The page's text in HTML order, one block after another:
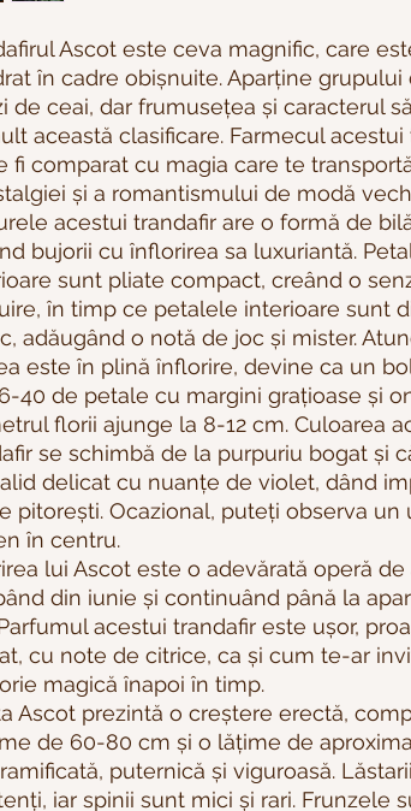
Ascot este ceva magnific, care
în cadre obișnuite. Aparține grupului
de ceai, dar frumusețea și caracterul
această clasificare. Farmecul acestui
fi comparat cu magia care te
și a romantismului de modă
acestui trandafir are o formă de
bujorii cu înflorirea sa luxuriantă.
sunt pliate compact, creând o
în timp ce petalele interioare sunt
adăugând o notă de joc și mister.
este în plină înflorire, devine ca un
40 de petale cu margini grațioase și
florii ajunge la 8-12 cm. Culoarea
se schimbă de la purpuriu bogat și
delicat cu nuanțe de violet, dând
pitorești. Ocazional, puteți observa un
în centru.
lui Ascot este o adevărată operă de
din iunie și continuând până la
acestui trandafir este ușor,
cu note de citrice, ca și cum te-ar
magică înapoi în timp.
Ascot prezintă o creștere erectă,
de 60-80 cm și o lățime de
puternică și viguroasă.
iar spinii sunt mici și rari. Frunzele